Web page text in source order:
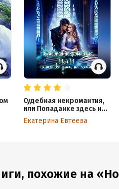
Судебная некромантия,
или Попаданке здесь не
место
Екатерина Евтеева
похожие на